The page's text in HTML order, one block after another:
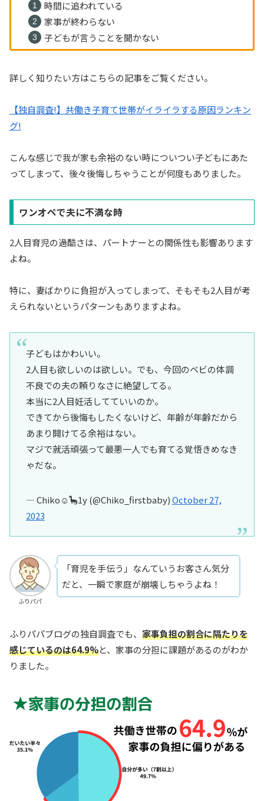
時間に追われている
家事が終わらない
子どもが言うことを聞かない
詳しく知りたい方はこちらの記事をご覧ください。
【独自調査!】共働き子育て世帯がイライラする原因ランキン
グ!
こんな感じで我が家も余裕のない時についつい子どもにあた
ってしまって、後々後悔しちゃうことが何度もありました。
ワンオペで夫に不満な時
2人目育児の過酷さは、パートナーとの関係性も影響あります
よね。
特に、妻ばかりに負担が入ってしまって、そもそも2人目が考
えられないというパターンもありますよね。
子どもはかわいい。
2人目も欲しいのは欲しい。でも、今回のベビの体調
不良での夫の頼りなさに絶望してる。
本当に2人目妊活してていいのか。
できてから後悔もしたくないけど、年齢が年齢だから
あまり開けてる余裕はない。
マジで就活頑張って最悪一人でも育てる覚悟きめなき
ゃだな。
— Chiko☺︎🦕1y (@Chiko_firstbaby)October 27,
2023
ふりパパ
「育児を手伝う」なんていうお客さん気分
だと、一瞬で家庭が崩壊しちゃうよね！
ふりパパブログの独自調査でも、 家事負担の割合に隔たりを
感じているのは64.9%と、家事の分担に課題があるのがわか
りました。